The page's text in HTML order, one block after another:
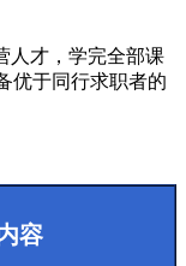
人才，学完全部课
优于同行求职者的
容